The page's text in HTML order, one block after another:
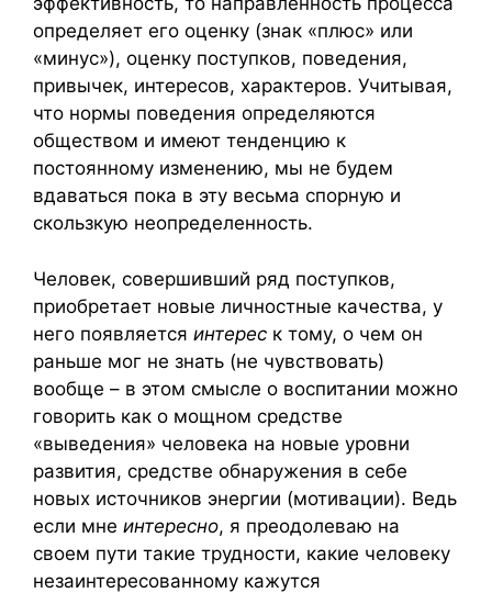
определяет его оценку (знак «плюс» или
«минус»), оценку поступков, поведения,
привычек, интересов, характеров. Учитывая,
что нормы поведения определяются
обществом и имеют тенденцию к
постоянному изменению, мы не будем
вдаваться пока в эту весьма спорную и
скользкую неопределенность.
Человек, совершивший ряд поступков,
приобретает новые личностные качества, у
него появляется интерес к тому, о чем он
раньше мог не знать (не чувствовать)
вообще – в этом смысле о воспитании можно
говорить как о мощном средстве
«выведения» человека на новые уровни
развития, средстве обнаружения в себе
новых источников энергии (мотивации). Ведь
если мне интересно, я преодолеваю на
своем пути такие трудности, какие человеку
незаинтересованному кажутся